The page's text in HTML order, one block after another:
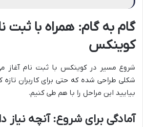
گام به گام: همراه با ثبت
کوینکس
شروع مسیر در کوینکس با ثبت نام آغاز
شکلی طراحی شده که حتی برای کاربران تازه
بیایید این مراحل را با هم طی کنیم.
آمادگی برای شروع: آنچه نیاز